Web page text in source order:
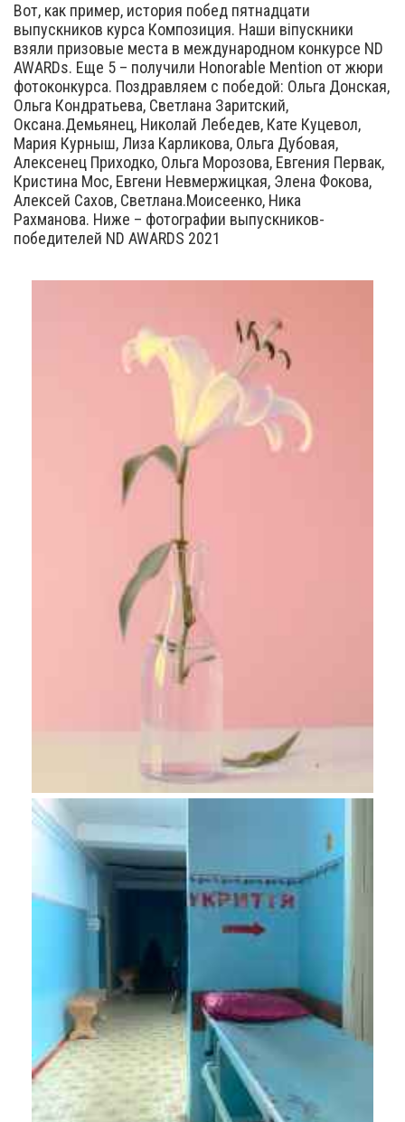
Вот, как пример, история побед пятнадцати
выпускников курса Композиция. Наши віпускники
взяли призовые места в международном конкурсе ND
AWARDs. Еще 5 – получили Honorable Mention от жюри
фотоконкурса. Поздравляем с победой: Ольга Донская,
Ольга Кондратьева, Светлана Заритский,
Оксана.Демьянец, Николай Лебедев, Кате Куцевол,
Мария Курныш, Лиза Карликова, Ольга Дубовая,
Алексенец Приходко, Ольга Морозова, Евгения Первак,
Кристина Мос, Евгени Невмержицкая, Элена Фокова,
Алексей Сахов, Светлана.Моисеенко, Ника
Рахманова. Ниже – фотографии выпускников-
победителей ND AWARDS 2021